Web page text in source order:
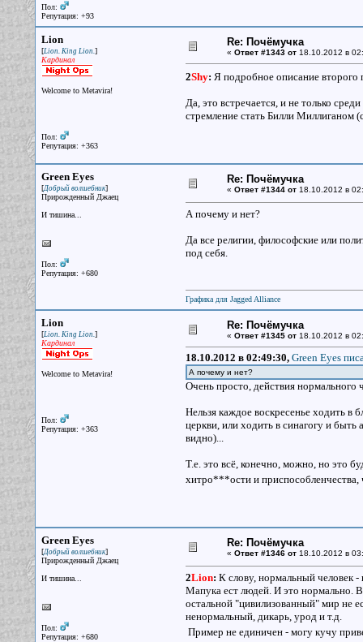
Пол:
Репутация: +93
Lion
[Lion. King Lion.]
Кардинал
Welcome to Metavira!
Пол:
Репутация: +363
Re: Почёмучка
« Ответ #1343 от18.10.2012 в
2Shy: Я подробное описание
Да, это встречается, и не только
стремление стать Билли Миллиганом
Green Eyes
[Добрый волшебник]
Прирожденный Джаец
И тишина...
Пол:
Репутация: +680
Re: Почёмучка
« Ответ #1344 от18.10.2012 в
А почему и нет?
Да все религии, философские или
под себя.
Графика для Jagged Alliance
Lion
[Lion. King Lion.]
Кардинал
Welcome to Metavira!
Пол:
Репутация: +363
Re: Почёмучка
« Ответ #1345 от18.10.2012 в
18.10.2012 в 02:49:30, Green Eyes
А почему и нет?
Очень просто, действия
Нельзя каждое воскресенье ходить в
церкви, или ходить в синагогу и быть
видно)...
Т.е. это всё, конечно, можно, но это
хитро***ости и приспособленчества,
Green Eyes
[Добрый волшебник]
Прирожденный Джаец
И тишина...
Пол:
Репутация: +680
Re: Почёмучка
« Ответ #1346 от18.10.2012 в
2Lion: К слову, нормальный человек
Мапука ест людей. И это нормально.
остальной "цивилизованный" мир не
ненормальный, дикарь, урод и т.д.
Пример не единичен - могу кучу